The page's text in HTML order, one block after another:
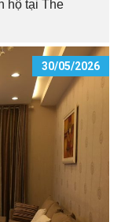
hộ tại The
30/05/2026